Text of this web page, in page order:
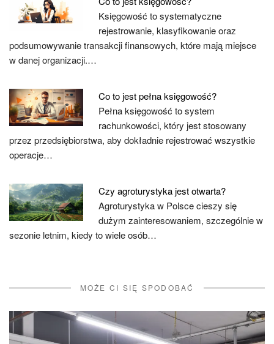
Księgowość to systematyczne
rejestrowanie, klasyfikowanie oraz
podsumowywanie transakcji finansowych, które mają miejsce
w danej organizacji.…
Co to jest pełna księgowość?
Pełna księgowość to system
rachunkowości, który jest stosowany
przez przedsiębiorstwa, aby dokładnie rejestrować wszystkie
operacje…
Czy agroturystyka jest otwarta?
Agroturystyka w Polsce cieszy się
dużym zainteresowaniem, szczególnie w
sezonie letnim, kiedy to wiele osób…
MOŻE CI SIĘ SPODOBAĆ